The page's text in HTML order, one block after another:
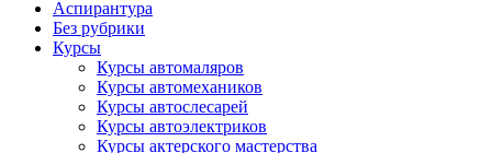
Аспирантура
Без рубрики
Курсы
Курсы автомаляров
Курсы автомехаников
Курсы автослесарей
Курсы автоэлектриков
Курсы актерского мастерства